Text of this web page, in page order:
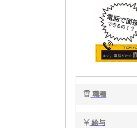
職種
給与